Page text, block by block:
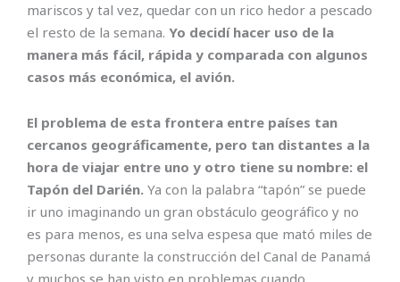
mariscos y tal vez, quedar con un rico hedor a pescado
el resto de la semana. Yo decidí hacer uso de la
manera más fácil, rápida y comparada con algunos
casos más económica, el avión.
El problema de esta frontera entre países tan
cercanos geográficamente, pero tan distantes a la
hora de viajar entre uno y otro tiene su nombre: el
Tapón del Darién. Ya con la palabra “tapón” se puede
ir uno imaginando un gran obstáculo geográfico y no
es para menos, es una selva espesa que mató miles de
personas durante la construcción del Canal de Panamá